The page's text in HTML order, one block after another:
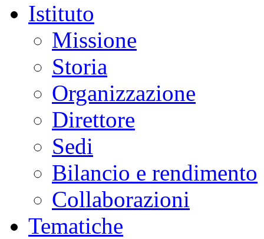
Istituto
Missione
Storia
Organizzazione
Direttore
Sedi
Bilancio e rendimento
Collaborazioni
Tematiche